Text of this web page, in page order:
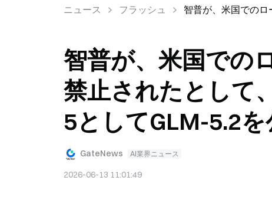
ニュース フラッシュ 智普が、米国での
智普が、米国での
禁止されたとして
5としてGLM-5.2を
GateNews AI業界ニュース
2026-06-13 11:01:49